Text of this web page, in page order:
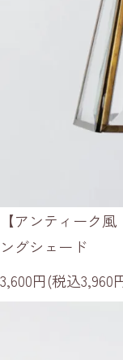
【アンティーク
ングシェード
3,600円(税込3,960